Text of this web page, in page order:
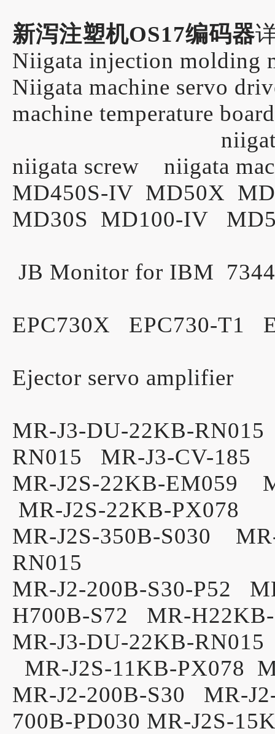
新泻注塑机OS17编码器
Niigata injection molding
Niigata machine servo
machine
niigata
niigata screw niigata
MD450S-IV MD50X
MD30S MD100-IV
JB Monitor for IBM
EPC730X EPC730-T1
Ejector servo amplifier
MR-J3-DU-22KB-
RN015 MR-J3-CV-185
MR-J2S-22KB-EM059
MR-J2S-22KB-PX078
MR-J2S-350B-S030
RN015
MR-J2-200B-S30-P52
H700B-S72 MR-
MR-J3-DU-22KB-
MR-J2S-11KB-PX078
MR-J2-200B-S30 MR-
700B-PD030 MR-